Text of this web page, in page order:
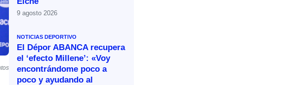
9 agosto 2026
NOTICIAS DEPORTIVO
El Dépor ABANCA recupera
el ‘efecto Millene’: «Voy
encontrándome poco a
poco y ayudando al